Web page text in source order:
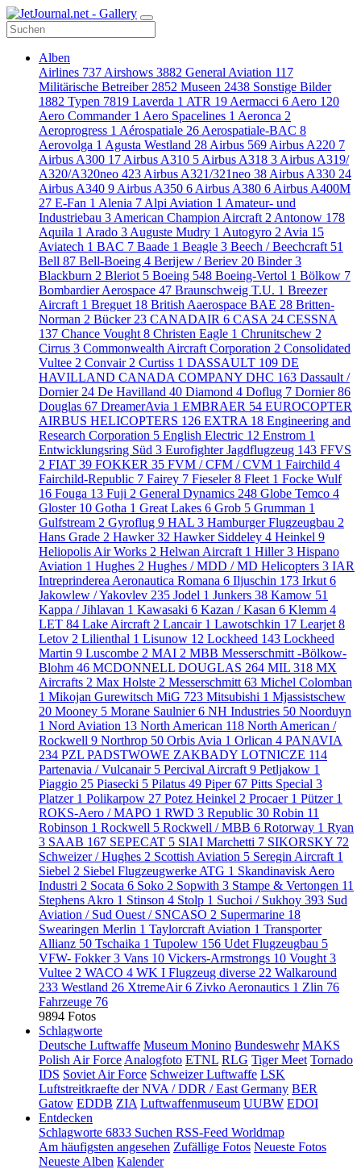
Alben
Airlines 737 Airshows 3882 General Aviation 117
Militärische Betreiber 2852 Museen 2438 Sonstige Bilder
1882 Typen 7819 Laverda 1 ATR 19 Aermacci 6 Aero 120
Aero Commander 1 Aero Spacelines 1 Aeronca 2
Aeroprogress 1 Aérospatiale 26 Aerospatiale-BAC 8
Aerovolga 1 Agusta Westland 28 Airbus 569 Airbus A220 7
Airbus A300 17 Airbus A310 5 Airbus A318 3 Airbus A319/
A320/A320neo 423 Airbus A321/321neo 38 Airbus A330 24
Airbus A340 9 Airbus A350 6 Airbus A380 6 Airbus A400M
27 E-Fan 1 Alenia 7 Alpi Aviation 1 Amateur- und
Industriebau 3 American Champion Aircraft 2 Antonow 178
Aquila 1 Arado 3 Auguste Mudry 1 Autogyro 2 Avia 15
Aviatech 1 BAC 7 Baade 1 Beagle 3 Beech / Beechcraft 51
Bell 87 Bell-Boeing 4 Berijew / Beriev 20 Binder3
Blackburn 2 Bleriot 5 Boeing 548 Boeing-Vertol 1 Bölkow 7
Bombardier Aerospace 47 Braunschweig T.U. 1 Breezer
Aircraft 1 Breguet 18 British Aaerospace BAE 28 Britten-
Norman 2 Bücker 23 CANADAIR 6 CASA 24 CESSNA
137 Chance Vought 8 Christen Eagle 1 Chrunitschew 2
Cirrus 3 Commonwealth Aircraft Corporation 2 Consolidated
Vultee 2 Convair 2 Curtiss 1 DASSAULT 109 DE
HAVILLAND CANADA COMPANY DHC 163 Dassault /
Dornier 24 De Havilland 40 Diamond 4 Doflug 7 Dornier86
Douglas 67 DreamerAvia 1 EMBRAER 54 EUROCOPTER
AIRBUS HELICOPTERS 126 EXTRA 18 Engineering and
Research Corporation 5 English Electric 12 Enstrom 1
Entwicklungsring Süd 3 Eurofighter Jagdflugzeug 143 FFVS
2 FIAT 39 FOKKER 35 FVM / CFM / CVM 1 Fairchild 4
Fairchild-Republic 7 Fairey 7 Fieseler8 Fleet 1 Focke Wulf
16 Fouga 13 Fuji 2 General Dynamics 248 Globe Temco 4
Gloster 10 Gotha 1 Great Lakes 6 Grob 5 Grumman 1
Gulfstream 2 Gyroflug 9 HAL 3 Hamburger Flugzeugbau 2
Hans Grade 2 Hawker32 Hawker Siddeley 4 Heinkel 9
Heliopolis Air Works 2 Helwan Aircraft 1 Hiller3 Hispano
Aviation 1 Hughes 2 Hughes / MDD / MD Helicopters 3 IAR
Intreprinderea Aeronautica Romana 6 Iljuschin 173 Irkut 6
Jakowlew / Yakovlev 235 Jodel 1 Junkers 38 Kamow 51
Kappa / Jihlavan 1 Kawasaki 6 Kazan / Kasan 6 Klemm 4
LET 84 Lake Aircraft 2 Lancair 1 Lawotschkin 17 Learjet 8
Letov 2 Lilienthal 1 Lisunow 12 Lockheed 143 Lockheed
Martin 9 Luscombe 2 MAI 2 MBB Messerschmitt -Bölkow-
Blohm 46 MCDONNELL DOUGLAS 264 MIL 318 MX
Aircrafts 2 Max Holste 2 Messerschmitt 63 Michel Colomban
1 Mikojan Gurewitsch MiG 723 Mitsubishi 1 Mjassistschew
20 Mooney 5 Morane Saulnier6 NH Industries 50 Noorduyn
1 Nord Aviation 13 North American 118 North American /
Rockwell 9 Northrop 50 Orbis Avia 1 Orlican 4 PANAVIA
234 PZL PADSTWOWE ZAKBADY LOTNICZE 114
Partenavia / Vulcanair 5 Percival Aircraft 9 Petljakow 1
Piaggio 25 Piasecki 5 Pilatus 49 Piper67 Pitts Special 3
Platzer 1 Polikarpow 27 Potez Heinkel 2 Procaer 1 Pützer 1
ROKS-Aero / MAPO 1 RWD 3 Republic 30 Robin 11
Robinson 1 Rockwell 5 Rockwell / MBB 6 Rotorway 1 Ryan
3 SAAB 167 SEPECAT 5 SIAI Marchetti 7 SIKORSKY 72
Schweizer / Hughes 2 Scottish Aviation 5 Seregin Aircraft 1
Siebel 2 Siebel Flugzeugwerke ATG 1 Skandinavisk Aero
Industri 2 Socata 6 Soko 2 Sopwith 3 Stampe & Vertongen 11
Stephens Akro 1 Stinson 4 Stolp 1 Suchoi / Sukhoy 393 Sud
Aviation / Sud Ouest / SNCASO 2 Supermarine 18
Swearingen Merlin 1 Taylorcraft Aviation 1 Transporter
Allianz 50 Tschaika 1 Tupolew 156 Udet Flugzeugbau 5
VFW- Fokker3 Vans 10 Vickers-Armstrongs 10 Vought 3
Vultee 2 WACO 4 WK I Flugzeug diverse 22 Walkaround
233 Westland 26 XtremeAir6 Zivko Aeronautics 1 Zlin 76
Fahrzeuge 76
9894 Fotos
Schlagworte
Deutsche Luftwaffe Museum Monino Bundeswehr MAKS
Polish Air Force Analogfoto ETNL RLG Tiger Meet Tornado
IDS Soviet Air Force Schweizer Luftwaffe LSK
Luftstreitkraefte der NVA / DDR / East Germany BER
Gatow EDDB ZIA Luftwaffenmuseum UUBW EDOI
Entdecken
Schlagworte 6833 Suchen RSS-Feed Worldmap
Am häufigsten angesehen Zufällige Fotos Neueste Fotos
Neueste Alben Kalender